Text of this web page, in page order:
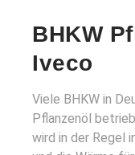
BHKW
Iveco
Viele BHKW in
Pflanzenöl
wird in der Regel